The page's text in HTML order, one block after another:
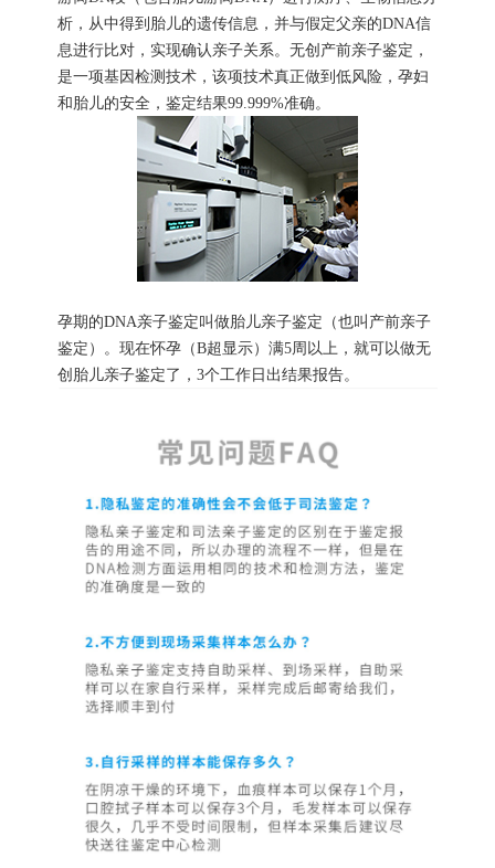
析，从中得到胎儿的遗传信息，并与假定父亲的DNA信
息进行比对，实现确认亲子关系。无创产前亲子鉴定，
是一项基因检测技术，该项技术真正做到低风险，孕妇
和胎儿的安全，鉴定结果99.999%准确。
孕期的DNA亲子鉴定叫做胎儿亲子鉴定（也叫产前亲子
鉴定）。现在怀孕（B超显示）满5周以上，就可以做无
创胎儿亲子鉴定了，3个工作日出结果报告。